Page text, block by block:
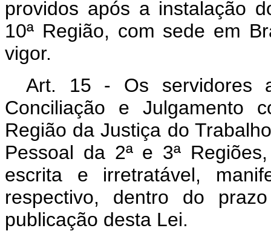
providos após a instalação
10ª Região, com sede em
vigor.
Art. 15 - Os servidores
Conciliação e Julgamento
Região da Justiça do
Pessoal da 2ª e 3ª
escrita e irretratável,
respectivo, dentro do
publicação desta Lei.